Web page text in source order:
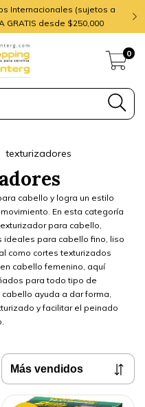
Internacionales (sujetos a
GRATIS desde $250,000
0
texturizadores
cabello y logra un estilo
En esta categoría
para cabello,
ideales para cabello fino, liso
como cortes texturizados
cabello femenino, aquí
para todo tipo de
ayuda a dar forma,
y facilitar el peinado